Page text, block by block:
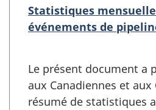
Statistiques
événements de
Le présent document a
aux Canadiennes et aux
résumé de statistiques